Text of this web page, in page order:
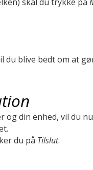
du blive bedt om at
og din enhed, vil du
du på Tilslut.